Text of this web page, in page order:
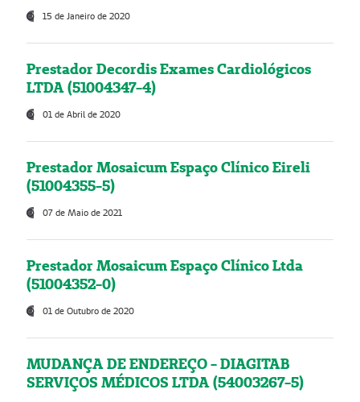
15 de Janeiro de 2020
Prestador Decordis Exames Cardiológicos
LTDA (51004347-4)
01 de Abril de 2020
Prestador Mosaicum Espaço Clínico Eireli
(51004355-5)
07 de Maio de 2021
Prestador Mosaicum Espaço Clínico Ltda
(51004352-0)
01 de Outubro de 2020
MUDANÇA DE ENDEREÇO - DIAGITAB
SERVIÇOS MÉDICOS LTDA (54003267-5)